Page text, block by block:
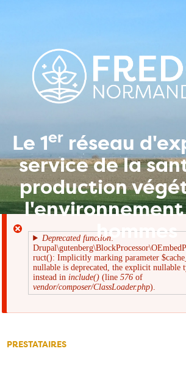
Le 1erréseau
service de la
production
hommes
Message
d'erreur
Deprecated function:
ruct(): Implicitly marking parameter
nullable is deprecated, the explicit nullable
instead in include() (line576 of
vendor/composer/ClassLoader.php).
PRESTATAIRES